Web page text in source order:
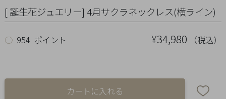
[ 誕生花ジュエリー] 4月サクラネックレス(横ライン)
¥34,980 （税込）
○ 954 ポイント
Charm
Disney